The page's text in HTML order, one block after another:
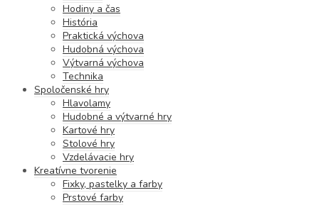
Hodiny a čas
História
Praktická výchova
Hudobná výchova
Výtvarná výchova
Technika
Spoločenské hry
Hlavolamy
Hudobné a výtvarné hry
Kartové hry
Stolové hry
Vzdelávacie hry
Kreatívne tvorenie
Fixky, pastelky a farby
Prstové farby